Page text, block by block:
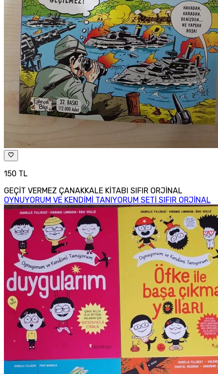
150 TL
GEÇİT VERMEZ ÇANAKKALE KİTABI SIFIR ORJİNAL
OYNUYORUM VE KENDİMİ TANIYORUM SETİ SIFIR ORJİNAL